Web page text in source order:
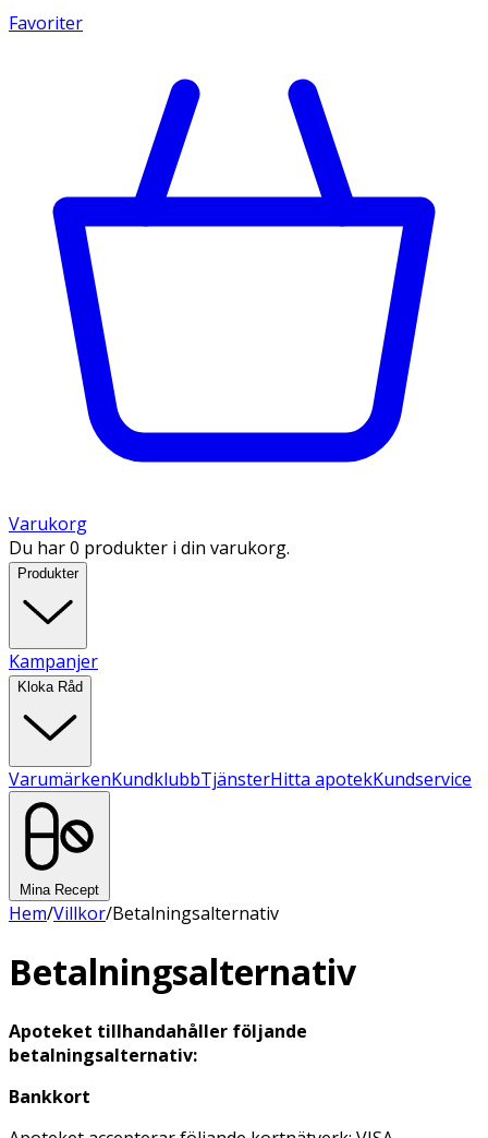
Favoriter
Varukorg
Du har 0 produkter i din varukorg.
Produkter
Kampanjer
Kloka Råd
VarumärkenKundklubbTjänsterHitta apotekKundservice
Mina Recept
Hem/Villkor/Betalningsalternativ
Betalningsalternativ
Apoteket tillhandahåller följande
betalningsalternativ:
Bankkort